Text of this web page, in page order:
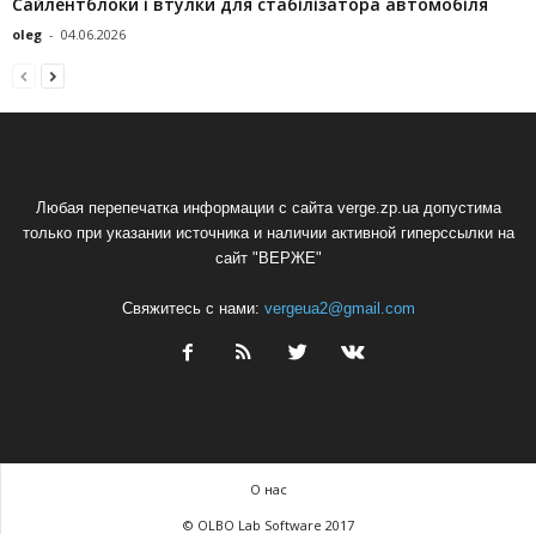
oleg - 04.06.2026
Любая перепечатка информации с сайта verge.zp.ua допустима
только при указании источника и наличии активной гиперссылки на
сайт "ВЕРЖЕ"
Свяжитесь с нами: vergeua2@gmail.com
О нас
© OLBO Lab Software 2017